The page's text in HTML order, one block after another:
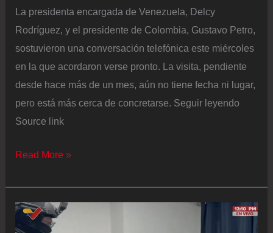
La presidenta encargada de Venezuela, Delcy
Rodríguez, y el presidente de Colombia, Gustavo Petro,
sostuvieron una conversación telefónica este miércoles
en la que acordaron verse pronto. La visita, pendiente
desde hace más de un mes, aún no tiene fecha ni lugar,
pero está más cerca de concretarse. Seguir leyendo
Source link
Delcy
y
Petro
hablan
Read More »